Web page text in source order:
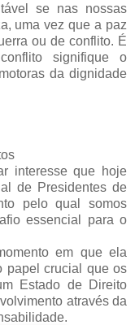
se nas nossas
uma vez que a paz
ou de conflito. É
signifique o
da dignidade
interesse que hoje
de Presidentes de
pelo qual somos
essencial para o
em que ela
papel crucial que os
Estado de Direito
através da